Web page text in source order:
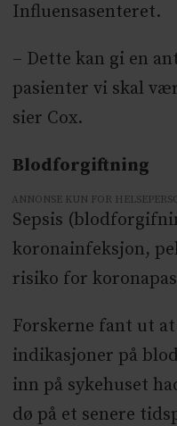
Influensasenteret.
– Dette kan gi en
pasienter vi skal
sier Cox.
Blodforgiftning
ANNONSE KUN FOR
Sepsis
koronainfeksjon,
risiko for
Forskerne fant ut
indikasjoner på
inn på sykehuset
dø på et senere